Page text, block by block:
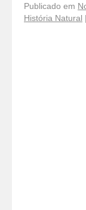
Publicado em
História Natural |